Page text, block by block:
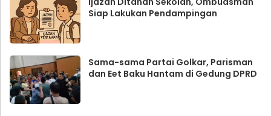
Siap Lakukan Pendampingan
Sama-sama Partai Golkar, Parisman
dan Eet Baku Hantam di Gedung DPRD